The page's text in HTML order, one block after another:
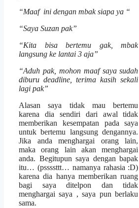
“Maaf ini dengan mbak siapa ya “
“Saya Suzan pak”
“Kita bisa bertemu gak, mbak
langsung ke lantai 3 aja”
“Aduh pak, mohon maaf saya sudah
diburu deadline, terima kasih sekali
lagi pak”
Alasan saya tidak mau bertemu
karena dia sendiri dari awal tidak
memberikan kesempatan pada saya
untuk bertemu langsung dengannya.
Jika anda menghargai orang lain,
maka orang lain akan menghargai
anda. Begitupun saya dengan bapak
itu… (pssssttt… namanya rahasia :D)
karena dia hanya memberikan ruang
bagi saya ditelpon dan tidak
menghargai saya , saya pun berlaku
sama.